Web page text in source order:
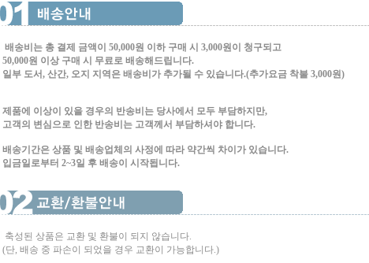
배송비는 총 결제 금액이 50,000원 이하 구매 시 3,000원이 청구되고
50,000원 이상 구매 시 무료로 배송해드립니다.
일부 도서, 산간, 오지 지역은 배송비가 추가될 수 있습니다.(추가요금 착불 3,000원)
제품에 이상이 있을 경우의 반송비는 당사에서 모두 부담하지만,
고객의 변심으로 인한 반송비는 고객께서 부담하셔야 합니다.
배송기간은 상품 및 배송업체의 사정에 따라 약간씩 차이가 있습니다.
입금일로부터 2~3일 후 배송이 시작됩니다.
축성된 상품은 교환 및 환불이 되지 않습니다.
(단, 배송 중 파손이 되었을 경우 교환이 가능합니다.)